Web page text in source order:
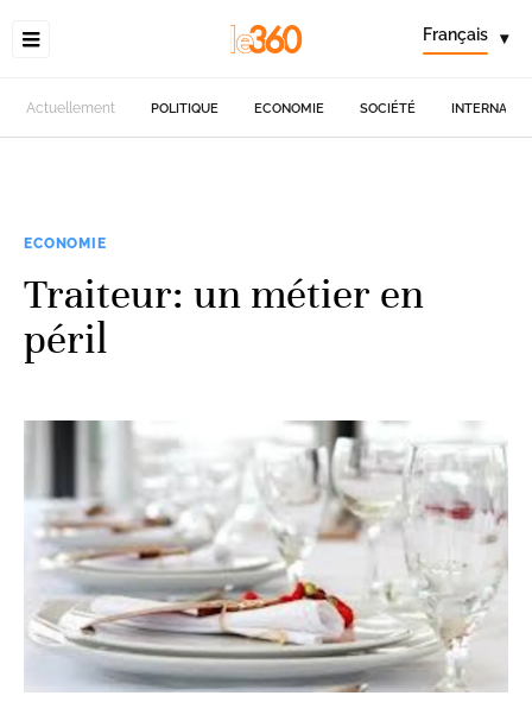
Français ▾
Actuellement POLITIQUE ECONOMIE SOCIÉTÉ
ECONOMIE
Traiteur: un métier en
péril